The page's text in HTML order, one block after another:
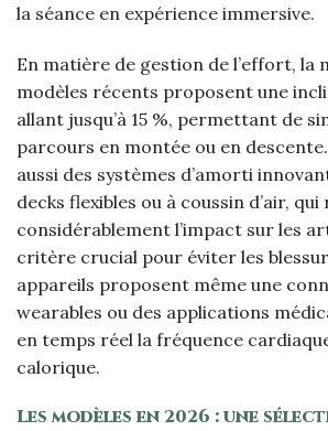
la séance en expérience immersive.
En matière de gestion de l’effort, la
modèles récents proposent une
allant jusqu’à 15 %, permettant de
parcours en montée ou en
aussi des systèmes d’amorti
decks flexibles ou à coussin d’air,
considérablement l’impact sur les
critère crucial pour éviter les
appareils proposent même une
wearables ou des applications
en temps réel la fréquence
calorique.
Les modèles en 2026 : une